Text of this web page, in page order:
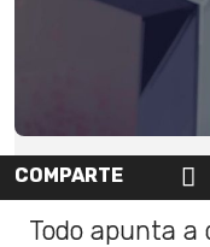
COMPARTE
Todo apunta a